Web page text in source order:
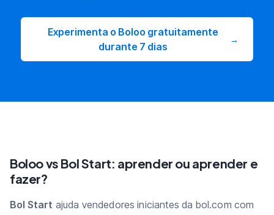
Experimenta o Boloo gratuitamente
durante 7 dias
→
Boloo vs Bol Start: aprender ou aprender e
fazer?
Bol Start ajuda vendedores iniciantes da bol.com com